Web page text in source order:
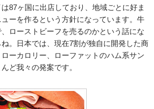
87ヶ国に出店しており、地域ごとに好ま
ーを作るという方針になっています。牛
ローストビーフを売るのかという話にな
。日本では、現在7割が独自に開発した商
ーカロリー、ローファットのハム系サン
ど我々の発案です。